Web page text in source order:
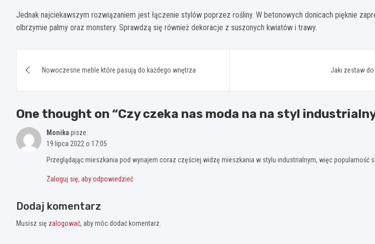
Jednak najciekawszym rozwiązaniem jest łączenie stylów poprzez rośliny. W betonowych donicach pięknie
olbrzymie palmy oraz monstery. Sprawdzą się również dekoracje z suszonych kwiatów i trawy.
wpisuNowoczesne meble które pasują do każdego wnętrza Jaki zestaw
One thought on “Czy czeka nas moda na na styl
Monika pisze:
19 lipca 2022 o 17:05
Przeglądając mieszkania pod wynajem coraz częściej widzę mieszkania w stylu industrialnym, więc popularność
Zaloguj się, aby odpowiedzieć
Dodaj komentarz
Musisz się zalogować, aby móc dodać komentarz.